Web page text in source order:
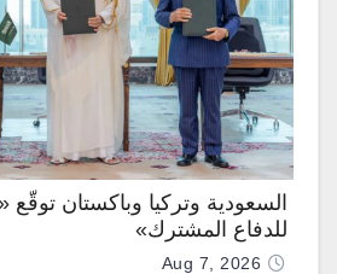
السعودية وتركيا وباكستان توقّع
للدفاع المشترك»
Aug 7, 2026